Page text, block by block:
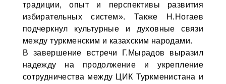
традиции, опыт и перспективы развития
избирательных систем». Также Н.Ногаев
подчеркнул культурные и духовные связи
между туркменским и казахским народами.
В завершение встречи Г.Мырадов выразил
надежду на продолжение и укрепление
сотрудничества между ЦИК Туркменистана и